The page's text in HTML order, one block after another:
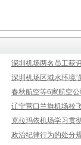
深圳机场两名员工获
深圳机场区域水环境“
春秋航空等6家航空
辽宁营口兰旗机场校
克拉玛依机场学习贯
政治纪律行为的处分